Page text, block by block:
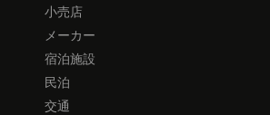
小売店
メーカー
宿泊施設
民泊
交通